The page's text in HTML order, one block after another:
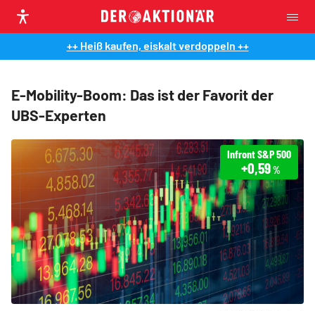
++ Heiß kaufen, eiskalt verdoppeln ++
E-Mobility-Boom: Das ist der Favorit der
UBS-Experten
Infront S&P 500
+0,59 %